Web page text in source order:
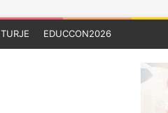
TURJE EDUCCON2026